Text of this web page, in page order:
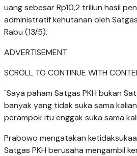
uang sebesar Rp10,2 triliun hasil
administratif kehutanan oleh
Rabu (13/5).
ADVERTISEMENT
SCROLL TO CONTINUE WITH
"Saya paham Satgas PKH bukan
banyak yang tidak suka sama
perampok itu enggak suka sama
Prabowo mengatakan
Satgas PKH berusaha mengambil